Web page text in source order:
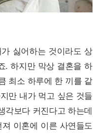
싫어하는 것이라도 상
. 하지만 막상 결혼을 하
최소 하루에 한 끼를 같
만 내가 먹고 싶은 것들
각보다 커진다고 하는데
이혼에 이른 사연들도